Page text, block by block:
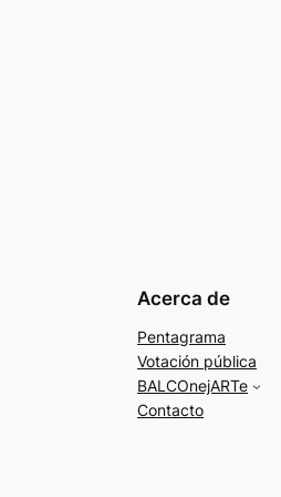
Acerca de
Pentagrama
Votación pública
BALCOnejARTe
Contacto